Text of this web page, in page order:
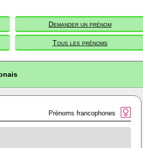
Demander un prénom
Tous les prénoms
Prénoms francophones